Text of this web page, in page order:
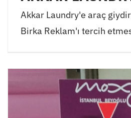
Akkar Laundry'e araç
Birka Reklam'ı tercih